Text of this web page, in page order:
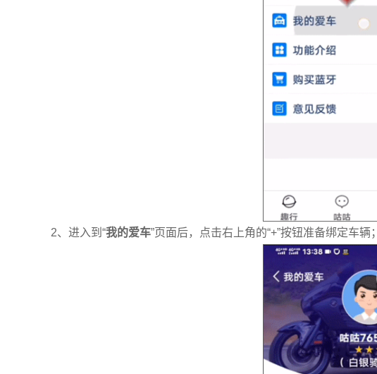
2、进入到“我的爱车”页面后，点击右上角的“+”按钮准备绑定车辆；